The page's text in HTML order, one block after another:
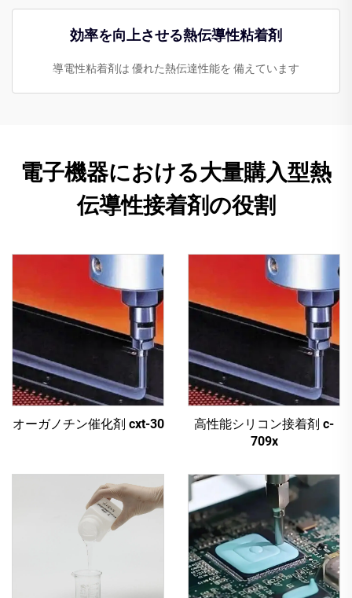
効率を向上させる熱伝導性粘着剤
導電性粘着剤は 優れた熱伝達性能を 備えています
電子機器における大量購入型熱
伝導性接着剤の役割
オーガノチン催化剤 cxt-30
高性能シリコン接着剤 c-
709x